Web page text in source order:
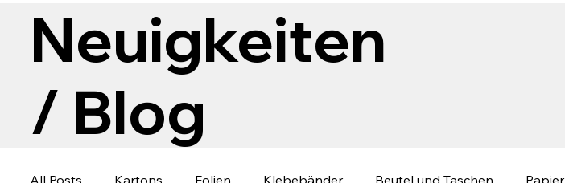
Neuigkeiten
/ Blog
All Posts Kartons Folien Klebebänder Beutel und Taschen Papier